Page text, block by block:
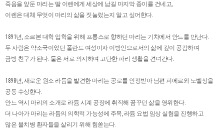
죽음을 앞둔 마리는 딸 이렌에게 세상에 남길 마지막 종이를 건네고,
이렌은 대체 무엇이 마리의 삶을 짓눌렀는지 알고 싶어한다.
1891년, 소르본 대학 입학을 위해 프롱스로 향하던 마리는 기차에서 안느를 만난다.
두 사람은 약소국이었던 폴란드 여성이자 이방인으로서의 삶에 깊이 공감하며
금방 친구가 된다. 둘은 서로 의지하며 고단한 파리 생활을 견뎌간다.
1898년, 새로운 원소 라듐을 발견한 마리는 공로를 인정받아 남편 피에르와 노벨상을
공동 수상한다.
안느 역시 마리의 소개로 라듐 시계 공장에 취직해 꿈꾸던 삶을 영위한다.
더 나아가 마리는 라듐의 의학적 가능성에 주목, 라듐 요법 임상 실험을 진행하고
많은 불치병 환자들을 살리기 위해 힘쏟는다.